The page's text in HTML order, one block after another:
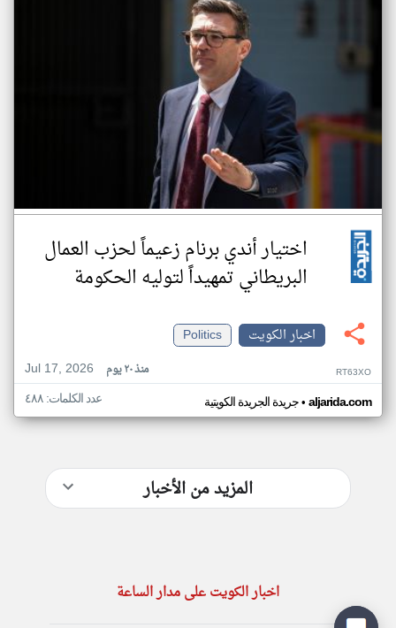
اختيار أندي برنام زعيماً لحزب العمال
البريطاني تمهيداً لتوليه الحكومة
اخبار الكويت
Politics
Jul 17, 2026
منذ ٢٠ يوم RT63XO
جريدة الجريدة الكويتية• aljarida.com عدد الكلمات: ٤٨٨
المزيد من الأخبار
اخبار الكويت على مدار الساعة